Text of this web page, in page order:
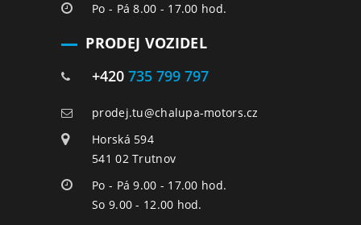
Po - Pá 8.00 - 17.00 hod.
PRODEJ VOZIDEL
+420 735 799 797
prodej.tu@chalupa-motors.cz
Horská 594
541 02 Trutnov
Po - Pá 9.00 - 17.00 hod.
So 9.00 - 12.00 hod.